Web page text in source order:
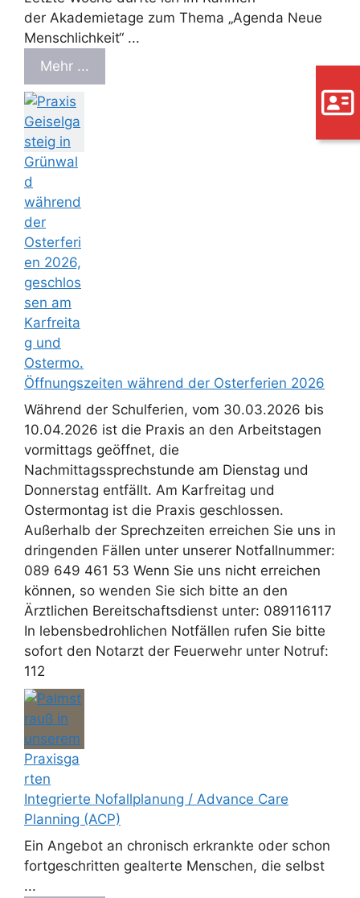
der Akademietage zum Thema „Agenda Neue
Menschlichkeit“ ...
Mehr ...
Öffnungszeiten während der Osterferien 2026
Während der Schulferien, vom 30.03.2026 bis
10.04.2026 ist die Praxis an den Arbeitstagen
vormittags geöffnet, die
Nachmittagssprechstunde am Dienstag und
Donnerstag entfällt. Am Karfreitag und
Ostermontag ist die Praxis geschlossen.
Außerhalb der Sprechzeiten erreichen Sie uns in
dringenden Fällen unter unserer Notfallnummer:
089 649 461 53 Wenn Sie uns nicht erreichen
können, so wenden Sie sich bitte an den
Ärztlichen Bereitschaftsdienst unter: 089116117
In lebensbedrohlichen Notfällen rufen Sie bitte
sofort den Notarzt der Feuerwehr unter Notruf:
112
Integrierte Nofallplanung / Advance Care
Planning (ACP)
Ein Angebot an chronisch erkrankte oder schon
fortgeschritten gealterte Menschen, die selbst
...